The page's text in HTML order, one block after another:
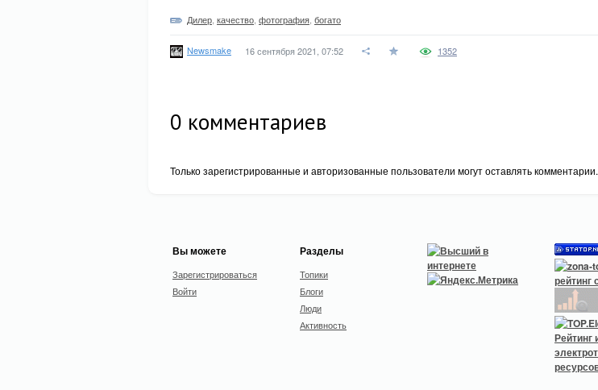
Дилер качество фотография богато
Newsmake 16 сентября 2021, 07:52 1352
0 комментариев
Только зарегистрированные и авторизованные пользователи могут оставлять комментарии.
Вы можете
Зарегистрироваться
Войти
Разделы
Топики
Блоги
Люди
Активность